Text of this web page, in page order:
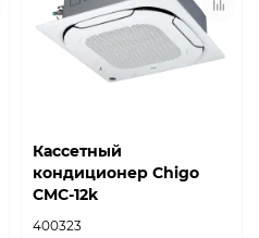
Кассетный
кондиционер Chigo
CMС-12k
400323